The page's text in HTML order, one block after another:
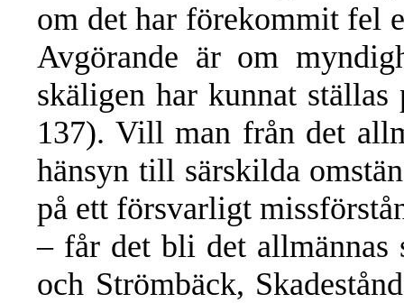
om det har förekommit fel
Avgörande är om
skäligen har kunnat
137). Vill man från det
hänsyn till särskilda
på ett försvarligt
– får det bli det allmännas
och Strömbäck,